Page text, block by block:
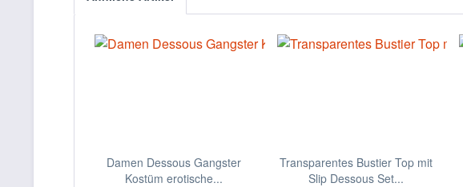
Damen Dessous Gangster
Kostüm erotische...
Transparentes Bustier Top mit
Slip Dessous Set...